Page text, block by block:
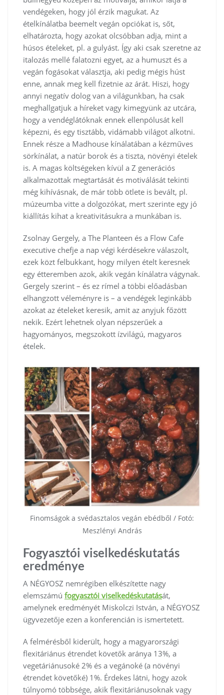
vendégeken, hogy jól érzik magukat. Az
ételkínálatba beemelt vegán opciókat is, sőt,
elhatározta, hogy azokat olcsóbban adja, mint a
húsos ételeket, pl. a gulyást. Így aki csak szeretne az
italozás mellé falatozni egyet, az a humuszt és a
vegán fogásokat választja, aki pedig mégis húst
enne, annak meg kell fizetnie az árát. Hiszi, hogy
annyi negatív dolog van a világunkban, ha csak
meghallgatjuk a híreket vagy kimegyünk az utcára,
hogy a vendéglátóknak ennek ellenpólusát kell
képezni, és egy tisztább, vidámabb világot alkotni.
Ennek része a Madhouse kínálatában a kézműves
sörkínálat, a natúr borok és a tiszta, növényi ételek
is. A magas költségeken kívül a Z generációs
alkalmazottak megtartását és motiválását tekinti
még kihívásnak, de már több ötlete is bevált, pl.
múzeumba vitte a dolgozókat, mert szerinte egy jó
kiállítás kihat a kreativitásukra a munkában is.
Zsolnay Gergely, a The Planteen és a Flow Cafe
executive chefje a nap végi kérdésekre válaszolt,
ezek közt felbukkant, hogy milyen ételt keresnek
egy étteremben azok, akik vegán kínálatra vágynak.
Gergely szerint – és ez rímel a többi előadásban
elhangzott véleményre is – a vendégek leginkább
azokat az ételeket keresik, amit az anyjuk főzött
nekik. Ezért lehetnek olyan népszerűek a
hagyományos, megszokott ízvilágú, magyaros
ételek.
Finomságok a svédasztalos vegán ebédből / Fotó:
Meszlényi András
Fogyasztói viselkedéskutatás
eredménye
A NÉGYOSZ nemrégiben elkészítette nagy
elemszámú fogyasztói viselkedéskutatását,
amelynek eredményét Miskolczi István, a NÉGYOSZ
ügyvezetője ezen a konferencián is ismertetett.
A felmérésből kiderült, hogy a magyarországi
flexitáriánus étrendet követők aránya 13%, a
vegetáriánusoké 2% és a vegánoké (a növényi
étrendet követőké) 1%. Érdekes látni, hogy azok
túlnyomó többsége, akik flexitáriánusoknak vagy